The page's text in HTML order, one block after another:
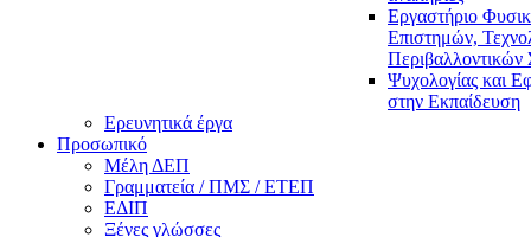
Εργαστήριο
Επιστημών,
Ψυχολογίας και
στην Εκπαίδευση
Ερευνητικά έργα
Προσωπικό
Μέλη ΔΕΠ
Γραμματεία / ΠΜΣ / ΕΤΕΠ
ΕΔΙΠ
Ξένες γλώσσες